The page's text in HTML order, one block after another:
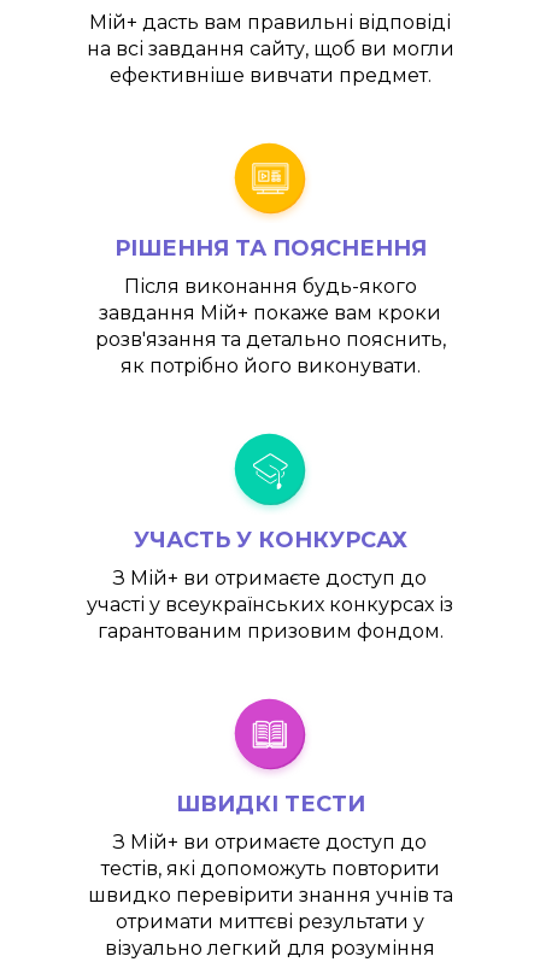
Мій+ дасть вам правильні відповіді
на всі завдання сайту, щоб ви могли
ефективніше вивчати предмет.
РІШЕННЯ ТА ПОЯСНЕННЯ
Після виконання будь-якого
завдання Мій+ покаже вам кроки
розв'язання та детально пояснить,
як потрібно його виконувати.
УЧАСТЬ У КОНКУРСАХ
З Мій+ ви отримаєте доступ до
участі у всеукраїнських конкурсах із
гарантованим призовим фондом.
ШВИДКІ ТЕСТИ
З Мій+ ви отримаєте доступ до
тестів, які допоможуть повторити
швидко перевірити знання учнів та
отримати миттєві результати у
візуально легкий для розуміння